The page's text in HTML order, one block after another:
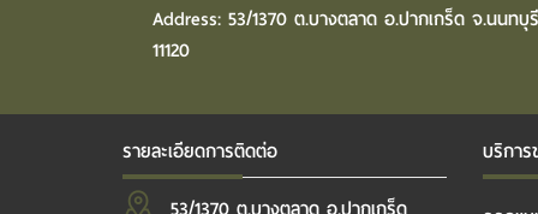
Address: 53/1370 ต.บางตลาด อ.ปากเกร็ด จ.นนทบุรี
11120
รายละเอียดการติดต่อ
บริการ